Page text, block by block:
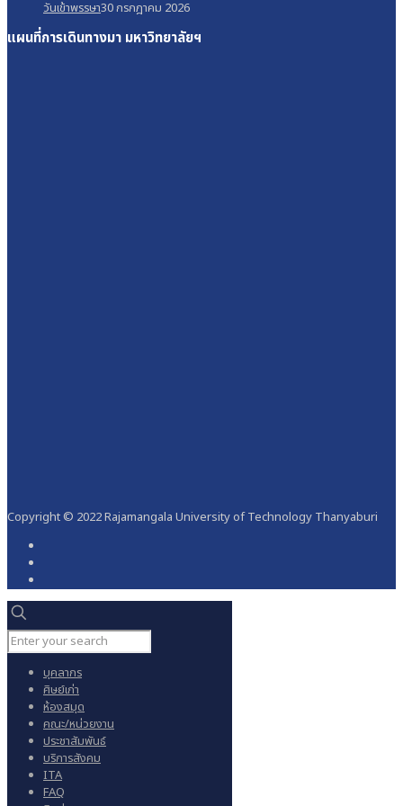
วันเข้าพรรษา30 กรกฎาคม 2026
แผนที่การเดินทางมา มหาวิทยาลัยฯ
Copyright © 2022 Rajamangala University of Technology Thanyaburi
บุคลากร
ศิษย์เก่า
ห้องสมุด
คณะ/หน่วยงาน
ประชาสัมพันธ์
บริการสังคม
ITA
FAQ